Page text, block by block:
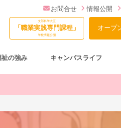
お問合せ 情報公開
文部科学大臣
「職業実践専門課程」
学校情報公開
オープ
祉の強み キャンパスライフ